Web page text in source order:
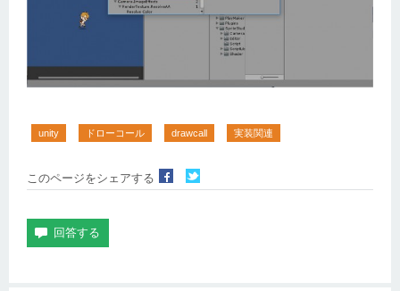
unity ドローコール drawcall 実装関連
このページをシェアする